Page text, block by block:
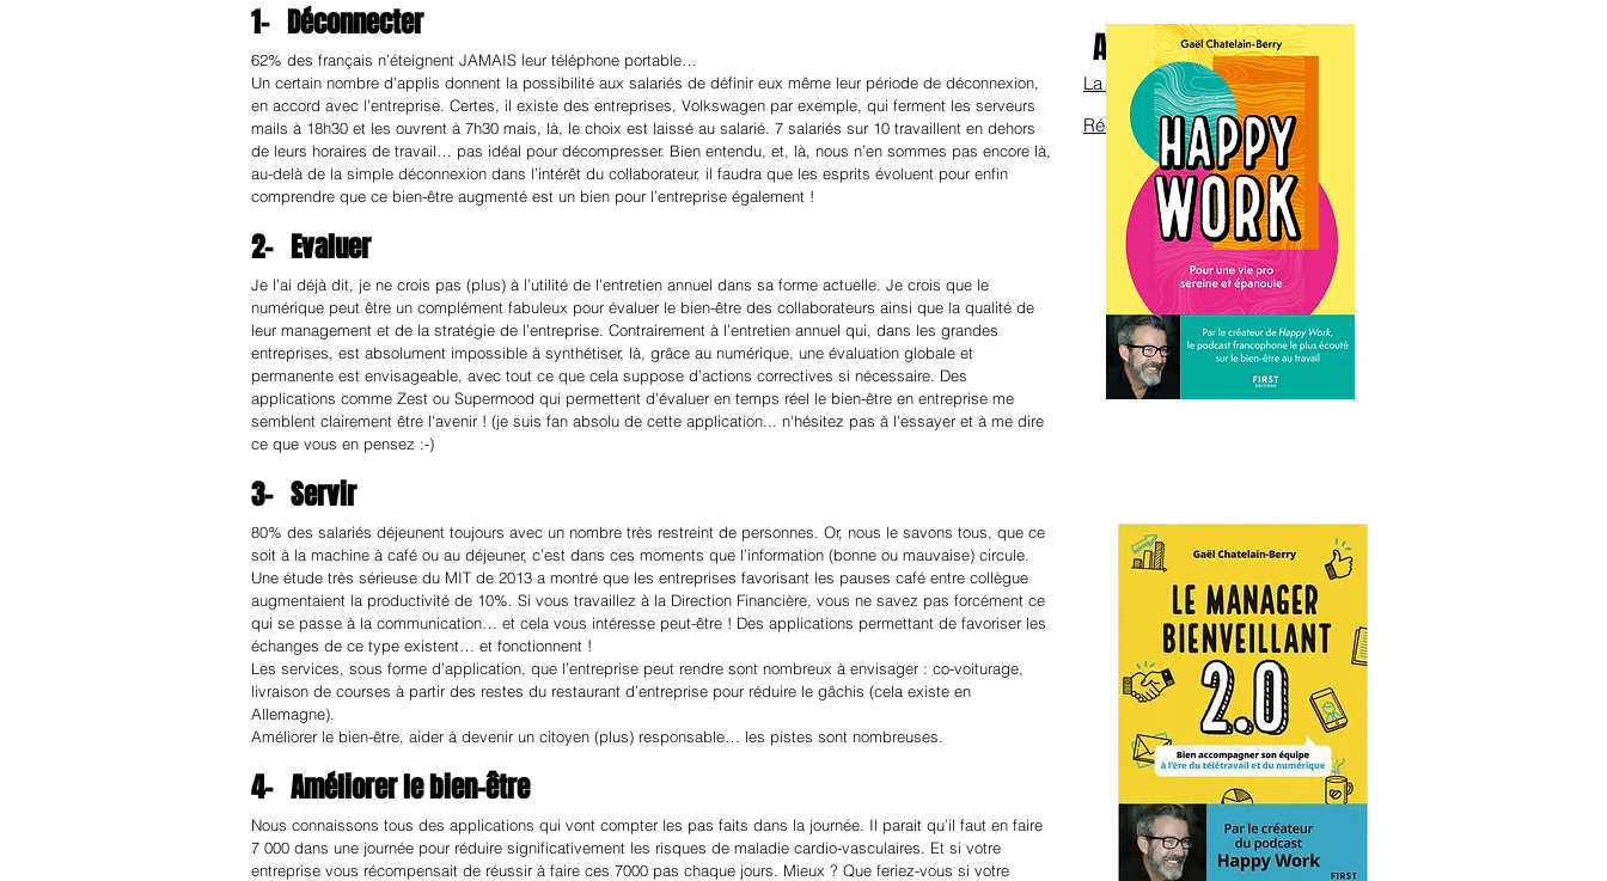
1-   Déconnecter
62% des français n’éteignent JAMAIS leur téléphone portable…
Un certain nombre d’applis donnent la possibilité aux salariés de définir eux même leur période de déconnexion,
en accord avec l’entreprise. Certes, il existe des entreprises, Volkswagen par exemple, qui ferment les serveurs
mails à 18h30 et les ouvrent à 7h30 mais, là, le choix est laissé au salarié. 7 salariés sur 10 travaillent en dehors
de leurs horaires de travail… pas idéal pour décompresser. Bien entendu, et, là, nous n’en sommes pas encore là,
au-delà de la simple déconnexion dans l’intérêt du collaborateur, il faudra que les esprits évoluent pour enfin
comprendre que ce bien-être augmenté est un bien pour l’entreprise également !
2-   Evaluer
Je l’ai déjà dit, je ne crois pas (plus) à l’utilité de l’entretien annuel dans sa forme actuelle. Je crois que le
numérique peut être un complément fabuleux pour évaluer le bien-être des collaborateurs ainsi que la qualité de
leur management et de la stratégie de l’entreprise. Contrairement à l’entretien annuel qui, dans les grandes
entreprises, est absolument impossible à synthétiser, là, grâce au numérique, une évaluation globale et
permanente est envisageable, avec tout ce que cela suppose d’actions correctives si nécessaire. Des
applications comme Zest ou Supermood qui permettent d'évaluer en temps réel le bien-être en entreprise me
semblent clairement être l'avenir ! (je suis fan absolu de cette application... n'hésitez pas à l'essayer et à me dire
ce que vous en pensez :-)
3-   Servir
80% des salariés déjeunent toujours avec un nombre très restreint de personnes. Or, nous le savons tous, que ce
soit à la machine à café ou au déjeuner, c’est dans ces moments que l’information (bonne ou mauvaise) circule.
Une étude très sérieuse du MIT de 2013 a montré que les entreprises favorisant les pauses café entre collègue
augmentaient la productivité de 10%. Si vous travaillez à la Direction Financière, vous ne savez pas forcément ce
qui se passe à la communication… et cela vous intéresse peut-être ! Des applications permettant de favoriser les
échanges de ce type existent… et fonctionnent !
Les services, sous forme d’application, que l’entreprise peut rendre sont nombreux à envisager : co-voiturage,
livraison de courses à partir des restes du restaurant d’entreprise pour réduire le gâchis (cela existe en
Allemagne).
Améliorer le bien-être, aider à devenir un citoyen (plus) responsable… les pistes sont nombreuses.
4-   Améliorer le bien-être
Nous connaissons tous des applications qui vont compter les pas faits dans la journée. Il parait qu’il faut en faire
7 000 dans une journée pour réduire significativement les risques de maladie cardio-vasculaires. Et si votre
entreprise vous récompensait de réussir à faire ces 7000 pas chaque jours. Mieux ? Que feriez-vous si votre
La bande annonce
Avec Bob sur scène
Réservez les billets